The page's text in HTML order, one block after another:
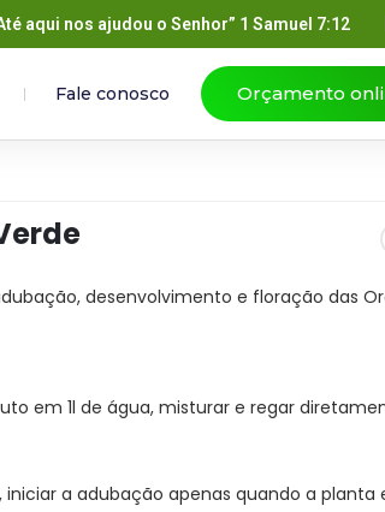
aqui nos ajudou o Senhor” 1 Samuel 7:12
Fale conosco Orçamento
desenvolvimento e floração das
em 1l de água, misturar e regar
iniciar a adubação apenas quando a planta